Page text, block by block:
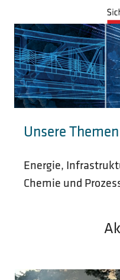
Unsere Themen
Energie,
Chemie und